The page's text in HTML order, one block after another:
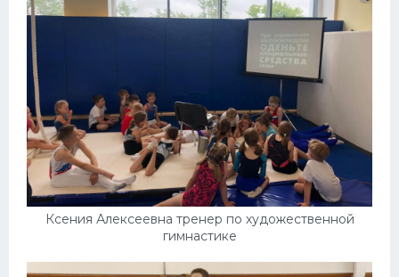
Ксения Алексеевна тренер по художественной
гимнастике